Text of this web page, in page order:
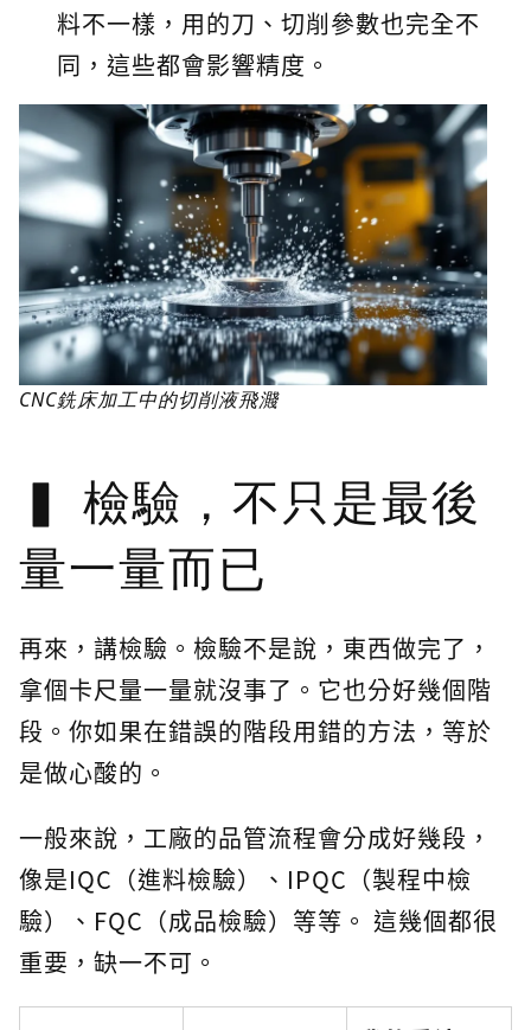
料不一樣，用的刀、切削參數也完全不
同，這些都會影響精度。
CNC銑床加工中的切削液飛濺
檢驗，不只是最後
量一量而已
再來，講檢驗。檢驗不是說，東西做完了，
拿個卡尺量一量就沒事了。它也分好幾個階
段。你如果在錯誤的階段用錯的方法，等於
是做心酸的。
一般來說，工廠的品管流程會分成好幾段，
像是IQC（進料檢驗）、IPQC（製程中檢
驗）、FQC（成品檢驗）等等。 這幾個都很
重要，缺一不可。